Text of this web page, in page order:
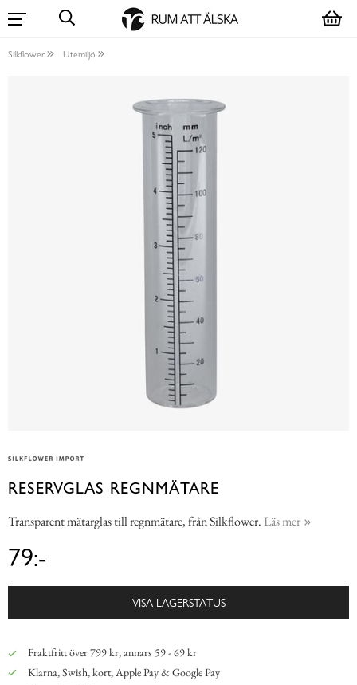
Silkflower Utemiljö
RESERVGLAS REGNMÄTARE
Transparent mätarglas till regnmätare, från Silkflower. Läs mer
79:-
VISA LAGERSTATUS
Fraktfritt över 799 kr, annars 59 - 69 kr
Klarna, Swish, kort, Apple Pay & Google Pay